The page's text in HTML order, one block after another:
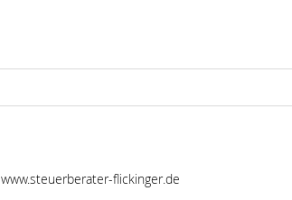
www.steuerberater-flickinger.de